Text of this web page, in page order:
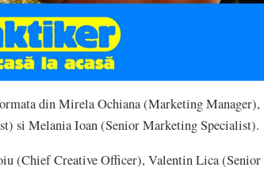
din Mirela Ochiana (Marketing Manager),
si Melania Ioan (Senior Marketing Specialist).
(Chief Creative Officer), Valentin Lica (Senior